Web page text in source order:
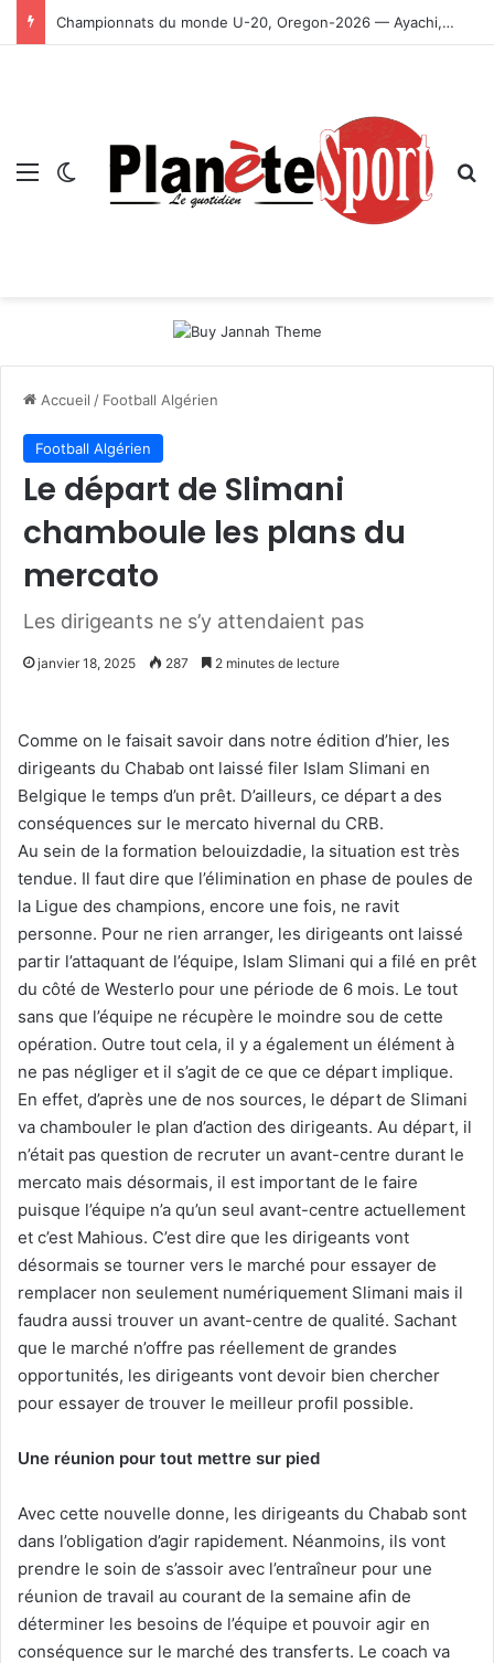
Championnats du monde U-20, Oregon-2026 — Ayachi, Dissa, Touahria et Ghezali en finale
Menu Switch skin
Accueil / Football Algérien
Football Algérien
Le départ de Slimani
chamboule les plans du
mercato
Les dirigeants ne s’y attendaient pas
janvier 18, 2025 287 2 minutes de lecture
Comme on le faisait savoir dans notre édition d’hier, les
dirigeants du Chabab ont laissé filer Islam Slimani en
Belgique le temps d’un prêt. D’ailleurs, ce départ a des
conséquences sur le mercato hivernal du CRB.
Au sein de la formation belouizdadie, la situation est très
tendue. Il faut dire que l’élimination en phase de poules de
la Ligue des champions, encore une fois, ne ravit
personne. Pour ne rien arranger, les dirigeants ont laissé
partir l’attaquant de l’équipe, Islam Slimani qui a filé en prêt
du côté de Westerlo pour une période de 6 mois. Le tout
sans que l’équipe ne récupère le moindre sou de cette
opération. Outre tout cela, il y a également un élément à
ne pas négliger et il s’agit de ce que ce départ implique.
En effet, d’après une de nos sources, le départ de Slimani
va chambouler le plan d’action des dirigeants. Au départ, il
n’était pas question de recruter un avant-centre durant le
mercato mais désormais, il est important de le faire
puisque l’équipe n’a qu’un seul avant-centre actuellement
et c’est Mahious. C’est dire que les dirigeants vont
désormais se tourner vers le marché pour essayer de
remplacer non seulement numériquement Slimani mais il
faudra aussi trouver un avant-centre de qualité. Sachant
que le marché n’offre pas réellement de grandes
opportunités, les dirigeants vont devoir bien chercher
pour essayer de trouver le meilleur profil possible.
Une réunion pour tout mettre sur pied
Avec cette nouvelle donne, les dirigeants du Chabab sont
dans l’obligation d’agir rapidement. Néanmoins, ils vont
prendre le soin de s’assoir avec l’entraîneur pour une
réunion de travail au courant de la semaine afin de
déterminer les besoins de l’équipe et pouvoir agir en
conséquence sur le marché des transferts. Le coach va